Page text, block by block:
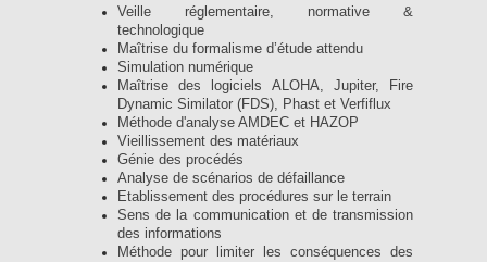
Veille réglementaire, normative &
technologique
Maîtrise du formalisme d’étude attendu
Simulation numérique
Maîtrise des logiciels ALOHA, Jupiter, Fire
Dynamic Similator (FDS), Phast et Verfiflux
Méthode d'analyse AMDEC et HAZOP
Vieillissement des matériaux
Génie des procédés
Analyse de scénarios de défaillance
Etablissement des procédures sur le terrain
Sens de la communication et de transmission
des informations
Méthode pour limiter les conséquences des